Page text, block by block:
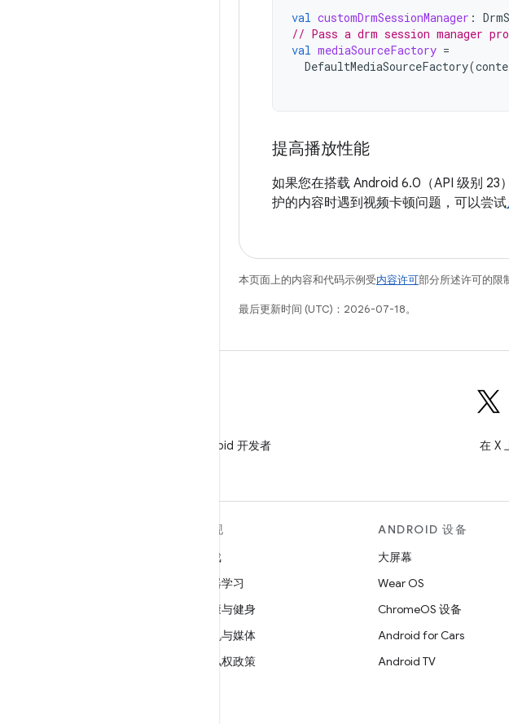
val customDrmSessionManager :
// Pass a drm session manager
val mediaSourceFactory =
DefaultMediaSourceFactory(
提高播放性能
如果您在搭载 Android 6.0（API 级别 23
护的内容时遇到视频卡顿问题，可以尝试
本页面上的内容和代码示例受内容许可部分所述许可的限
最后更新时间 (UTC)：2026-07-18。
在微信中关注 Android 开发者
在 X
发现
游戏
机器学习
健康与健身
相机与媒体
隐私权政策
ANDROID 设备
大屏幕
Wear OS
ChromeOS 设备
Android for Cars
Android TV